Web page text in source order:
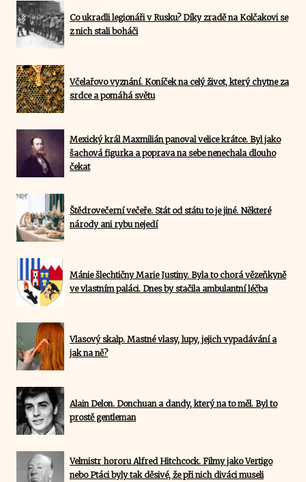
Co ukradli legionáři v Rusku? Díky zradě na Kolčakovi se
z nich stali boháči
Včelařovo vyznání. Koníček na celý život, který chytne za
srdce a pomáhá světu
Mexický král Maxmilián panoval velice krátce. Byl jako
šachová figurka a poprava na sebe nenechala dlouho
čekat
Štědrovečerní večeře. Stát od státu to je jiné. Některé
národy ani rybu nejedí
Mánie šlechtičny Marie Justiny. Byla to chorá vězeňkyně
ve vlastním paláci. Dnes by stačila ambulantní léčba
Vlasový skalp. Mastné vlasy, lupy, jejich vypadávání a
jak na ně?
Alain Delon. Donchuan a dandy, který na to měl. Byl to
prostě gentleman
Velmistr hororu Alfred Hitchcock. Filmy jako Vertigo
nebo Ptáci byly tak děsivé, že při nich diváci museli